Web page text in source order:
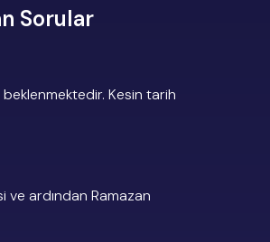
Sorular
beklenmektedir. Kesin tarih
ve ardından Ramazan